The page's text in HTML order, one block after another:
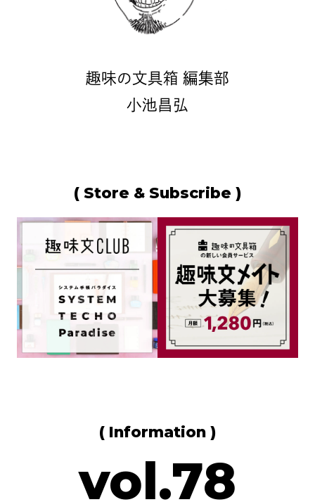
趣味の文具箱 編集部
小池昌弘
( Store & Subscribe )
( Information )
vol.78